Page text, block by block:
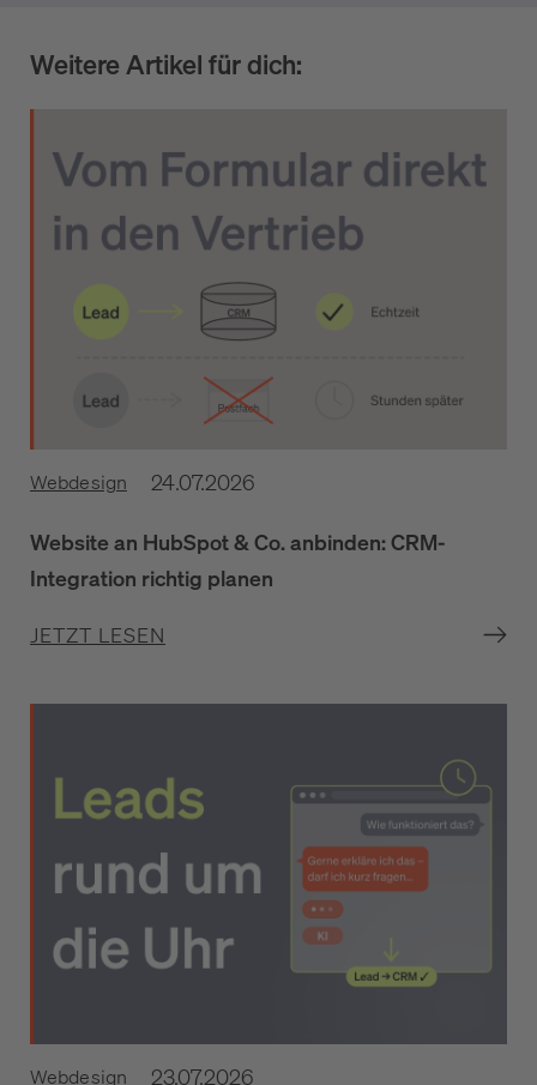
Weitere Artikel für dich:
Webdesign 24.07.2026
Website an HubSpot & Co. anbinden: CRM-
Integration richtig planen
JETZT LESEN
Webdesign 23.07.2026